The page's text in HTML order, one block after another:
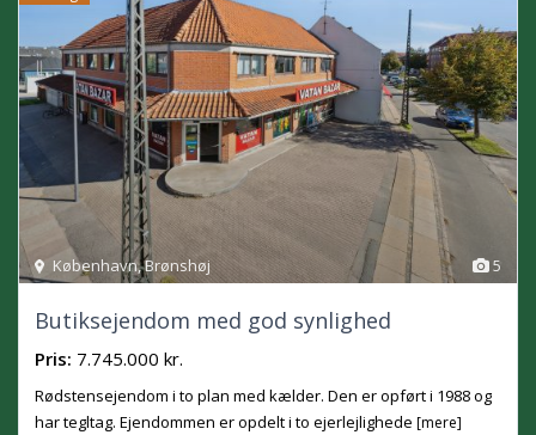
5
København,Brønshøj
Butiksejendom med god synlighed
Pris: 7.745.000 kr.
Rødstensejendom i to plan med kælder. Den er opført i 1988 og
har tegltag. Ejendommen er opdelt i to ejerlejlighede [mere]